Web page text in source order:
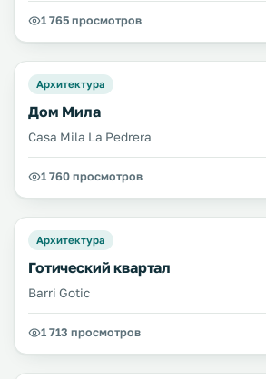
1 765 просмотров
Архитектура
Дом Мила
Casa Mila La Pedrera
1 760 просмотров
Архитектура
Готический квартал
Barri Gotic
1 713 просмотров